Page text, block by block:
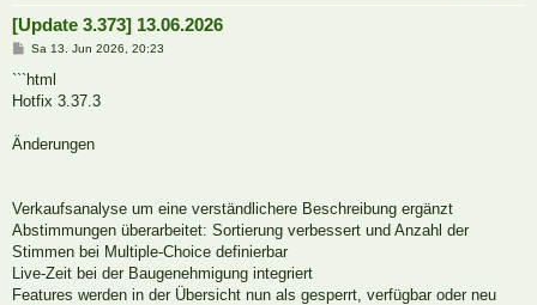
[Update 3.373] 13.06.2026
B
i
r
Sa 13. Jun 2026, 20:23
```html
Hotfix 3.37.3
Änderungen
Verkaufsanalyse um eine verständlichere Beschreibung ergänzt
Abstimmungen überarbeitet: Sortierung verbessert und Anzahl der
Stimmen bei Multiple-Choice definierbar
Live-Zeit bei der Baugenehmigung integriert
Features werden in der Übersicht nun als gesperrt, verfügbar oder neu